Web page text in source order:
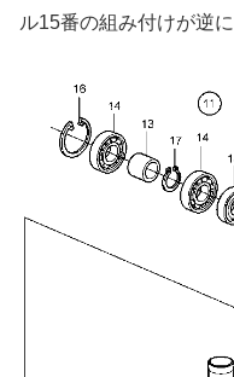
ル15番の組み付けが逆